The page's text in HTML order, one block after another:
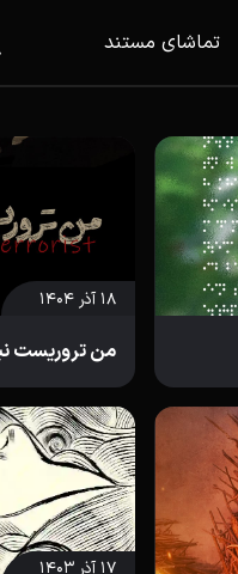
تماشای مستند
۱۸ آذر ۱۴۰۴
من تروریست